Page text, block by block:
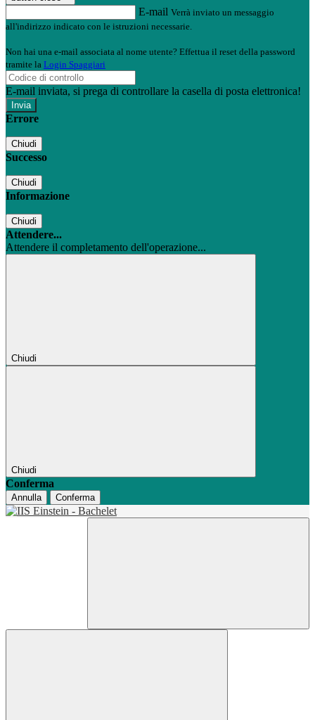
E-mail Verrà inviato un messaggio
all'indirizzo indicato con le istruzioni necessarie.
Non hai una e-mail associata al nome utente? Effettua il reset della password
tramite la Login Spaggiari
E-mail inviata, si prega di controllare la casella di posta elettronica!
Errore
Chiudi
Successo
Chiudi
Informazione
Chiudi
Attendere...
Attendere il completamento dell'operazione...
Chiudi
Chiudi
Conferma
Annulla Conferma